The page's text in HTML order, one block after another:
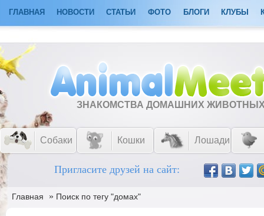
ГЛАВНАЯ НОВОСТИ СТАТЬИ ФОТО БЛОГИ КЛУБЫ
ЗНАКОМСТВА ДОМАШНИХ
Собаки Кошки Лошади
Пригласите друзей на сайт:
Главная » Поиск по тегу "домах"